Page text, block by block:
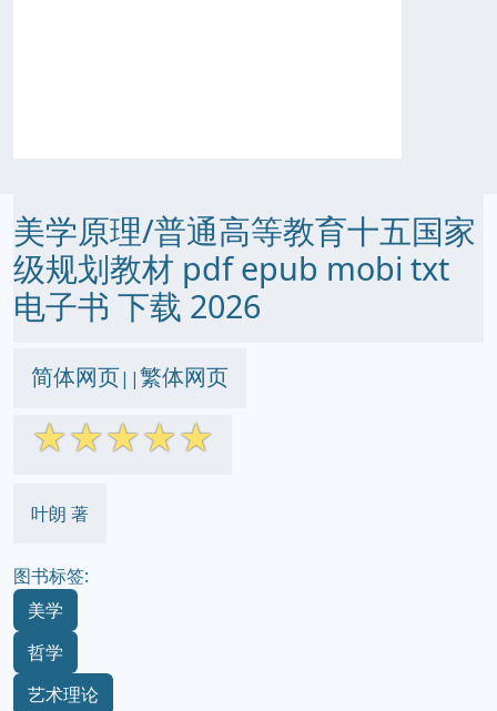
美学原理/普通高等教育十五国家
级规划教材 pdf epub mobi txt
电子书 下载 2026
简体网页||繁体网页
☆☆☆☆☆
叶朗 著
图书标签:
美学
哲学
艺术理论